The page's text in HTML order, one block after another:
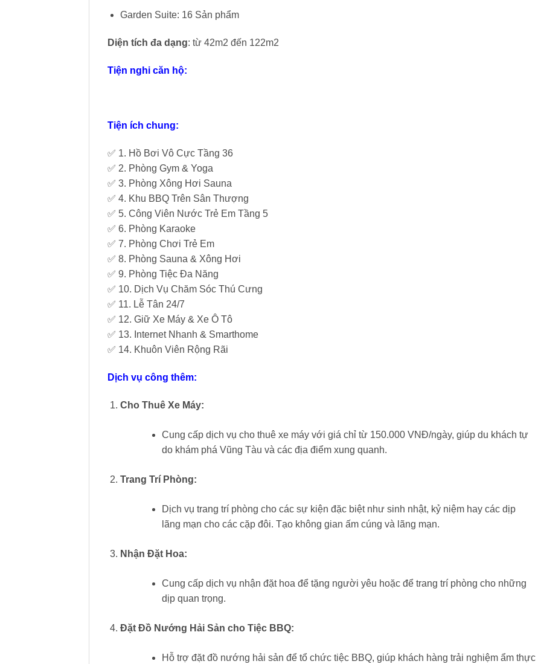
Garden Suite: 16 Sản phẩm
Diện tích đa dạng: từ 42m2 đến 122m2
Tiện nghi căn hộ:
Tiện ích chung:
✅ 1. Hồ Bơi Vô Cực Tầng 36
✅ 2. Phòng Gym & Yoga
✅ 3. Phòng Xông Hơi Sauna
✅ 4. Khu BBQ Trên Sân Thượng
✅ 5. Công Viên Nước Trẻ Em Tầng 5
✅ 6. Phòng Karaoke
✅ 7. Phòng Chơi Trẻ Em
✅ 8. Phòng Sauna & Xông Hơi
✅ 9. Phòng Tiệc Đa Năng
✅ 10. Dịch Vụ Chăm Sóc Thú Cưng
✅ 11. Lễ Tân 24/7
✅ 12. Giữ Xe Máy & Xe Ô Tô
✅ 13. Internet Nhanh & Smarthome
✅ 14. Khuôn Viên Rộng Rãi
Dịch vụ công thêm:
Cho Thuê Xe Máy:
Cung cấp dịch vụ cho thuê xe máy với giá chỉ từ 150.000 VNĐ/ngày, giúp du khách tự
do khám phá Vũng Tàu và các địa điểm xung quanh.
Trang Trí Phòng:
Dịch vụ trang trí phòng cho các sự kiện đặc biệt như sinh nhật, kỷ niệm hay các dịp
lãng mạn cho các cặp đôi. Tạo không gian ấm cúng và lãng mạn.
Nhận Đặt Hoa:
Cung cấp dịch vụ nhận đặt hoa để tặng người yêu hoặc để trang trí phòng cho những
dịp quan trọng.
Đặt Đồ Nướng Hải Sản cho Tiệc BBQ:
Hỗ trợ đặt đồ nướng hải sản để tổ chức tiệc BBQ, giúp khách hàng trải nghiệm ẩm thực